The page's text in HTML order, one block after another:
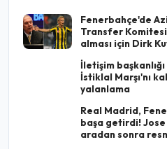
Fenerbahçe'de
Transfer
alması için Dirk
İletişim
İstiklal Marşı'nı
yalanlama
Real Madrid,
başa getirdi! Jose
aradan sonra